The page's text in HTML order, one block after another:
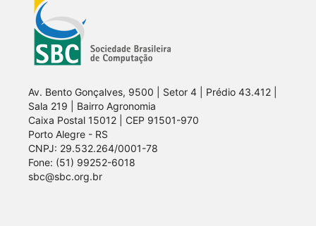
Av. Bento Gonçalves, 9500 | Setor 4 | Prédio 43.412 |
Sala 219 | Bairro Agronomia
Caixa Postal 15012 | CEP 91501-970
Porto Alegre - RS
CNPJ: 29.532.264/0001-78
Fone: (51) 99252-6018
sbc@sbc.org.br